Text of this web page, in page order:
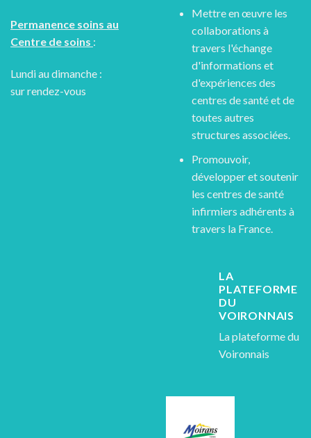
Permanence soins au
Centre de soins :
Lundi au dimanche :
sur rendez-vous
Mettre en œuvre les
collaborations à
travers l'échange
d'informations et
d'expériences des
centres de santé et de
toutes autres
structures associées.
Promouvoir,
développer et soutenir
les centres de santé
infirmiers adhérents à
travers la France.
LA
PLATEFORME
DU
VOIRONNAIS
La plateforme du
Voironnais